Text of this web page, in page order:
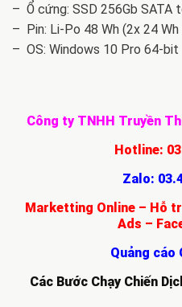
– Ổ cứng: SSD 256Gb SATA
– Pin: Li-Po 48 Wh (2x 24
– OS: Windows 10 Pro 64-bit
Công ty TNHH Truyền
Hotline:
Zalo:
Marketting Online – Hỗ
Ads –
Quảng cáo
Các Bước Chạy Chiến